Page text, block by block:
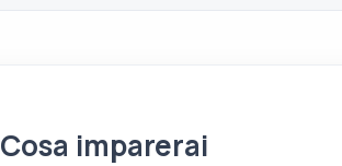
Cosa imparerai